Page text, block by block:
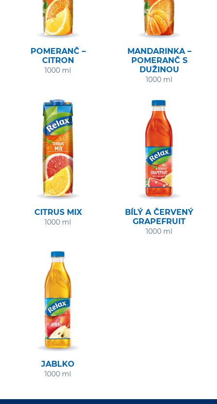
POMERANČ –
CITRON
1000 ml
MANDARINKA –
POMERANČ S
DUŽINOU
1000 ml
CITRUS MIX
1000 ml
BÍLÝ A ČERVENÝ
GRAPEFRUIT
1000 ml
JABLKO
1000 ml